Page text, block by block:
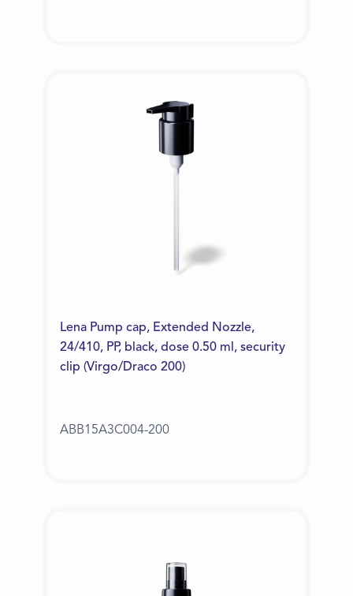
Lena Pump cap, Extended Nozzle,
24/410, PP, black, dose 0.50 ml, security
clip (Virgo/Draco 200)
ABB15A3C004-200